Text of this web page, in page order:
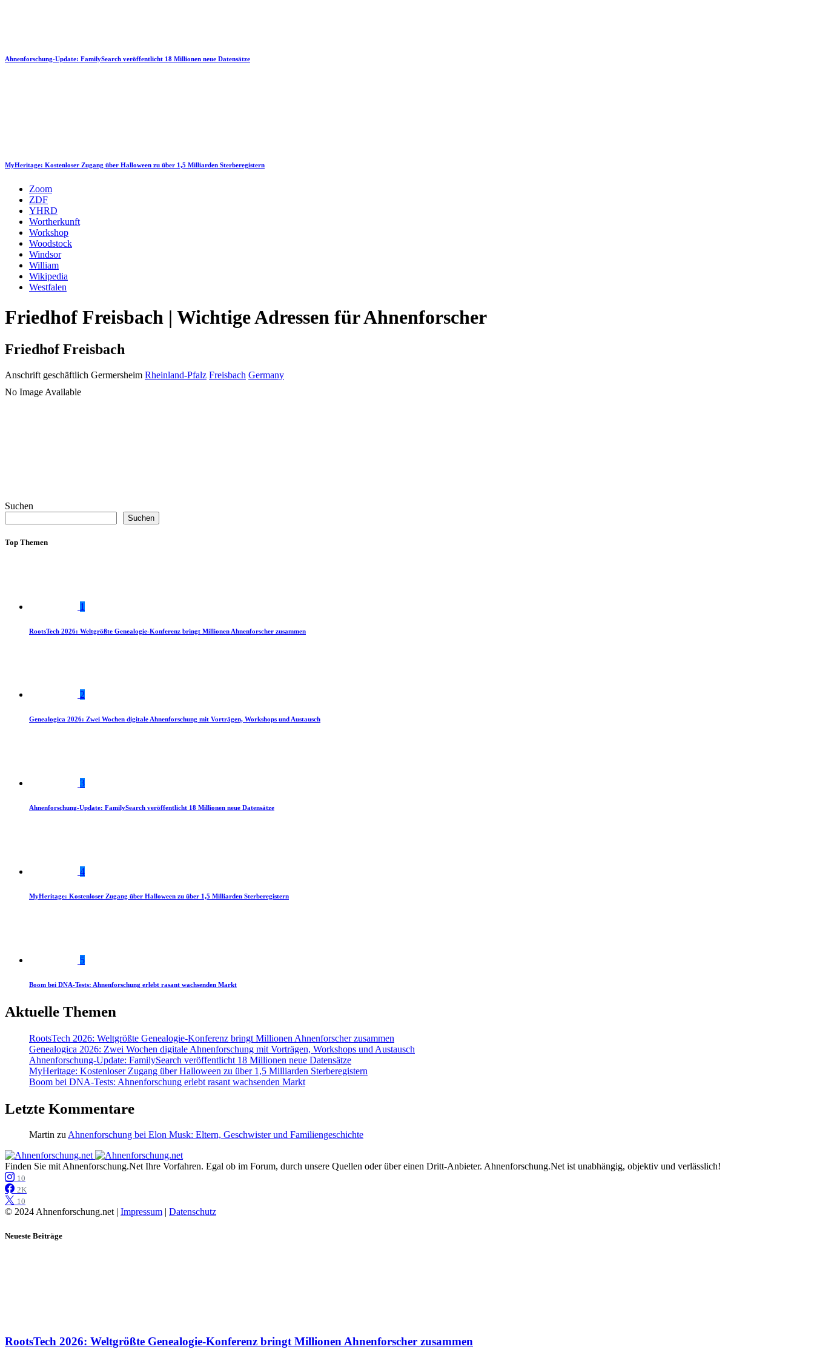
Ahnenforschung-Update: FamilySearch veröffentlicht 18 Millionen neue Datensätze
MyHeritage: Kostenloser Zugang über Halloween zu über 1,5 Milliarden Sterberegistern
Zoom
ZDF
YHRD
Wortherkunft
Workshop
Woodstock
Windsor
William
Wikipedia
Westfalen
Friedhof Freisbach | Wichtige Adressen für Ahnenforscher
Friedhof Freisbach
Anschrift geschäftlich Germersheim Rheinland-Pfalz Freisbach Germany
No Image Available
Suchen
Suchen
Top Themen
1
RootsTech 2026: Weltgrößte Genealogie-Konferenz bringt Millionen Ahnenforscher zusammen
2
Genealogica 2026: Zwei Wochen digitale Ahnenforschung mit Vorträgen, Workshops und Austausch
3
Ahnenforschung-Update: FamilySearch veröffentlicht 18 Millionen neue Datensätze
4
MyHeritage: Kostenloser Zugang über Halloween zu über 1,5 Milliarden Sterberegistern
5
Boom bei DNA-Tests: Ahnenforschung erlebt rasant wachsenden Markt
Aktuelle Themen
RootsTech 2026: Weltgrößte Genealogie-Konferenz bringt Millionen Ahnenforscher zusammen
Genealogica 2026: Zwei Wochen digitale Ahnenforschung mit Vorträgen, Workshops und Austausch
Ahnenforschung-Update: FamilySearch veröffentlicht 18 Millionen neue Datensätze
MyHeritage: Kostenloser Zugang über Halloween zu über 1,5 Milliarden Sterberegistern
Boom bei DNA-Tests: Ahnenforschung erlebt rasant wachsenden Markt
Letzte Kommentare
Martin zuAhnenforschung bei Elon Musk: Eltern, Geschwister und Familiengeschichte
Finden Sie mit Ahnenforschung.Net Ihre Vorfahren. Egal ob im Forum, durch unsere Quellen oder über einen Dritt-Anbieter. Ahnenforschung.Net ist unabhängig, objektiv und verlässlich!
10
2K
10
© 2024 Ahnenforschung.net | Impressum Datenschutz
Neueste Beiträge
RootsTech 2026: Weltgrößte Genealogie-Konferenz bringt Millionen Ahnenforscher zusammen